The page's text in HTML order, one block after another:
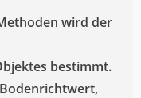
wird der
bestimmt.